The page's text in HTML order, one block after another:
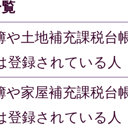
や土地補充課税台
登録されている人
や家屋補充課税台
登録されている人